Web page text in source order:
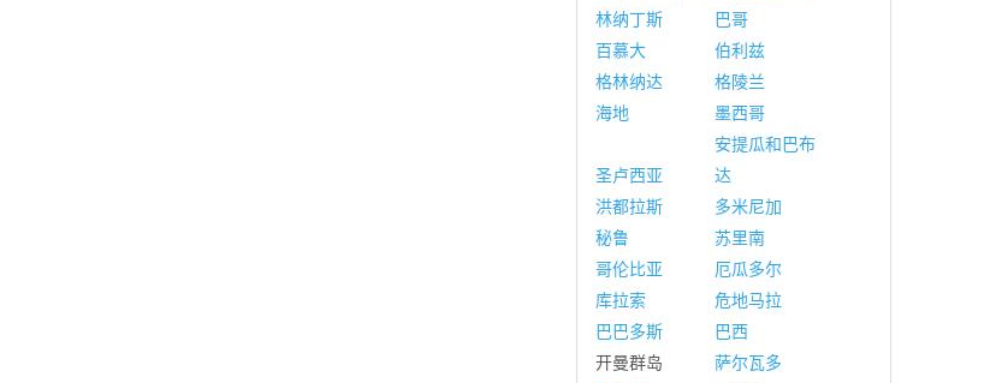
林纳丁斯
巴哥
百慕大
伯利兹
格林纳达
格陵兰
海地
墨西哥
圣卢西亚
安提瓜和巴布
达
洪都拉斯
多米尼加
秘鲁
苏里南
哥伦比亚
厄瓜多尔
库拉索
危地马拉
巴巴多斯
巴西
开曼群岛
萨尔瓦多